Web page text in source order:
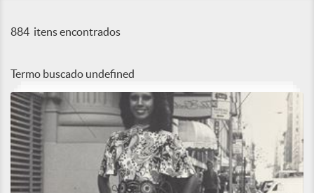
884 itens encontrados
Termo buscado undefined